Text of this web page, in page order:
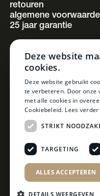
retouren
algemene
25 jaar garantie
volg ons
instagram
facebook
linkedin
Deze website
cookies.
Deze website gebruikt
te verbeteren. Door onze
met alle cookies in
Cookiebeleid. Lees verder
STRIKT
TARGETING
ALLES ACCEPTEREN
DETAILS WEERGEVEN